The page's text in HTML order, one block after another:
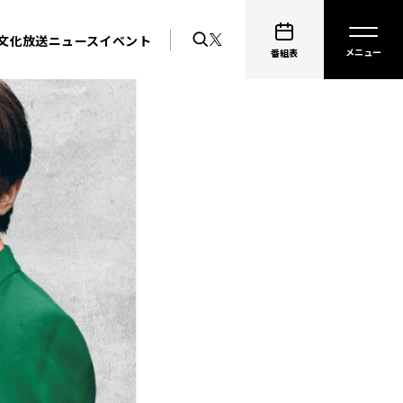
化放送ニュースイベント
番組表